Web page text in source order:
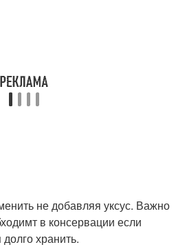
не добавляя уксус. Важно
в консервации если
хранить.